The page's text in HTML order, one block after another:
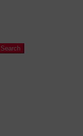
Search